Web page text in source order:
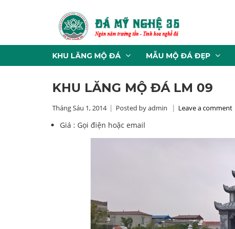
KHU LĂNG MỘ ĐÁ MẪU MỘ ĐÁ ĐẸP
KHU LĂNG MỘ ĐÁ LM 09
Tháng Sáu 1, 2014 Posted by admin Leave a comment
Giá : Gọi điện hoặc email